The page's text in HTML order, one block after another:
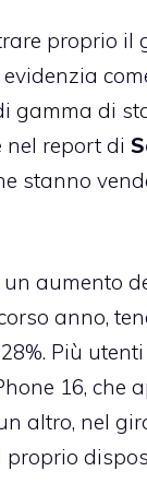
proprio il
gamma di
report di
stanno
aumento
anno,
Più
16, che
altro, nel